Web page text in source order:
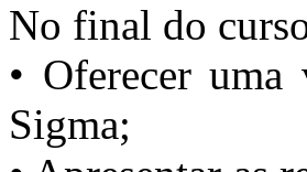
No final do
• Oferecer
Sigma;